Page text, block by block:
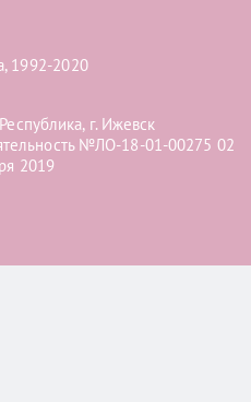
1992-2020
г. Ижевск
№ЛО-18-01-00275 02
2019